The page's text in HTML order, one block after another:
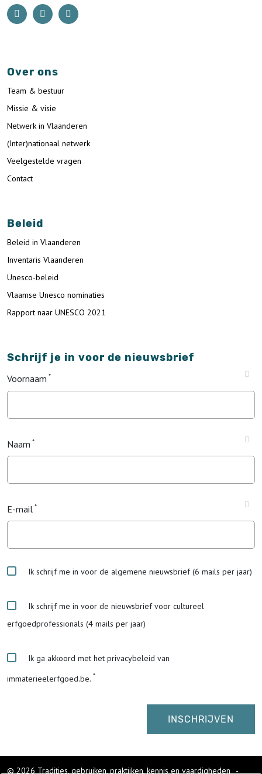
Over ons
Team & bestuur
Missie & visie
Netwerk in Vlaanderen
(Inter)nationaal netwerk
Veelgestelde vragen
Contact
Beleid
Beleid in Vlaanderen
Inventaris Vlaanderen
Unesco-beleid
Vlaamse Unesco nominaties
Rapport naar UNESCO 2021
Schrijf je in voor de nieuwsbrief
Voornaam
Naam
E-mail
Ik schrijf me in voor de algemene nieuwsbrief (6 mails per jaar)
Ik schrijf me in voor de nieuwsbrief voor cultureel
erfgoedprofessionals (4 mails per jaar)
Ik ga akkoord met het privacybeleid van
immaterieelerfgoed.be.
© 2026 Tradities, gebruiken, praktijken, kennis en vaardigheden -